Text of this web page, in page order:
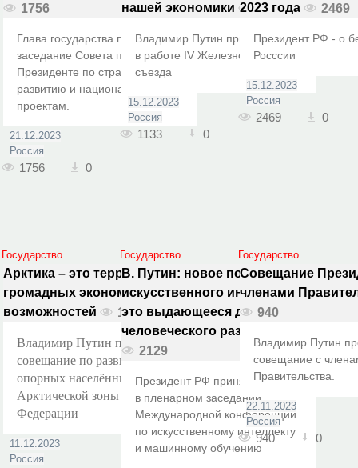
1756
Глава государства провёл
заседание Совета при
Президенте по стратегическому
развитию и национальным
проектам.
21.12.2023
Россия
1756 0
нашей экономики
1133
Владимир Путин принял участие
в работе IV Железнодорожного
съезда
15.12.2023
Россия
1133 0
2023 года
2469
Президент РФ - о
Росссии
15.12.2023
Россия
2469 0
Государство
Арктика – это территория
громадных экономических
возможностей
1104
Владимир Путин провёл
совещание по развитию
опорных населённых пунктов
Арктической зоны Российской
Федерации
11.12.2023
Россия
Государство
В. Путин: новое поколение
искусственного интеллекта –
это выдающееся достижение
человеческого разума
2129
Президент РФ принял участие
в пленарном заседании
Международной конференции
по искусственному интеллекту
и машинному обучению
Государство
Совещание
членами
940
Владимир Путин
совещание с
Правительства.
22.11.2023
Россия
940 0